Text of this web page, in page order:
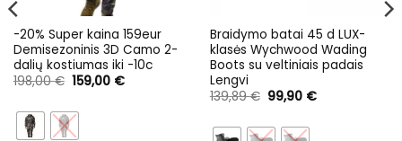
-20% Super kaina 159eur
Demisezoninis 3D Camo 2-
dalių kostiumas iki -10c
198,00€ Original
price
198,00 €.
159,00 €Current
Braidymo batai 45 d LUX-
klasės Wychwood Wading
Boots su veltiniais padais
Lengvi
139,89€ Original
price
139,89 €.
99,90 €Current